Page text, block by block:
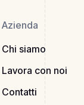
Azienda
Chi siamo
Lavora con noi
Contatti